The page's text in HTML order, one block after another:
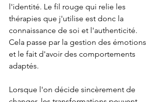
l'identité. Le fil rouge qui relie les
thérapies que j'utilise est donc la
connaissance de soi et l'authenticité.
Cela passe par la gestion des émotions
et le fait d'avoir des comportements
adaptés.
Lorsque l'on décide sincèrement de